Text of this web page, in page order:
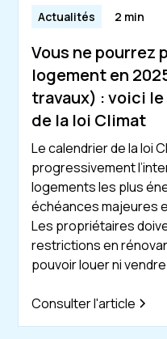
Actualités 2 min
Vous ne pourrez
logement en
travaux) : voici
de la loi Climat
Le calendrier de la loi
progressivement
logements les plus
échéances majeures
Les propriétaires
restrictions en
pouvoir louer ni
Consulter l'article